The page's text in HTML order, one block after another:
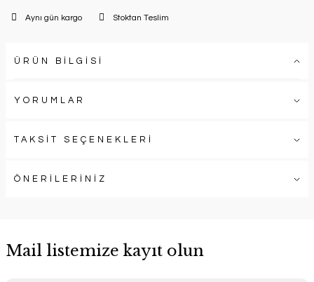
Aynı gün kargo Stoktan Teslim
ÜRÜN BİLGİSİ
YORUMLAR
TAKSİT SEÇENEKLERİ
ÖNERİLERİNİZ
Mail listemize kayıt olun